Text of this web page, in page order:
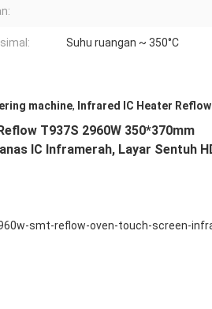
Suhu ruangan ~ 350°C
machine, Infrared IC Heater Reflow
T937S 2960W 350*370mm
IC Inframerah, Layar Sentuh
smt-reflow-oven-touch-screen-